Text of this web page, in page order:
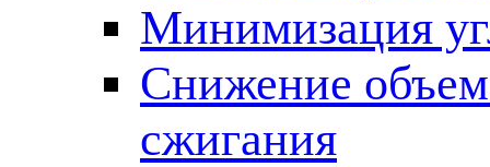
Минимизация
Снижение
сжигания